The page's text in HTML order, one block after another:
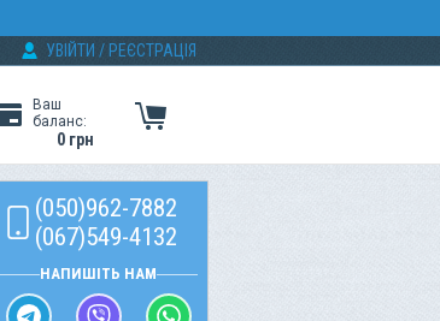
УВІЙТИ / РЕЄСТРАЦІЯ
Ваш
баланс:
0 грн
(050)962-7882
(067)549-4132
НАПИШІТЬ НАМ